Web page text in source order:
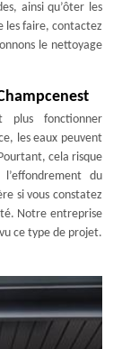
ainsi qu’ôter les
les faire, contactez
le nettoyage
fonctionner
les eaux peuvent
cela risque
du
si vous constatez
Notre entreprise
ce type de projet.